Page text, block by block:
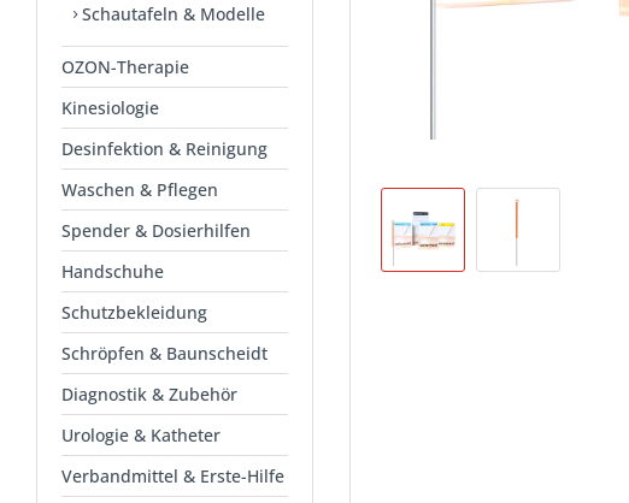
Schautafeln & Modelle
OZON-Therapie
Kinesiologie
Desinfektion & Reinigung
Waschen & Pflegen
Spender & Dosierhilfen
Handschuhe
Schutzbekleidung
Schröpfen & Baunscheidt
Diagnostik & Zubehör
Urologie & Katheter
Verbandmittel & Erste-Hilfe